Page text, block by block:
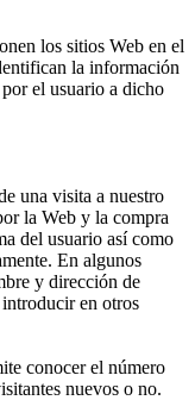
los sitios Web en el
la información
el usuario a dicho
una visita a nuestro
la Web y la compra
del usuario así como
En algunos
y dirección de
en otros
conocer el número
nuevos o no.